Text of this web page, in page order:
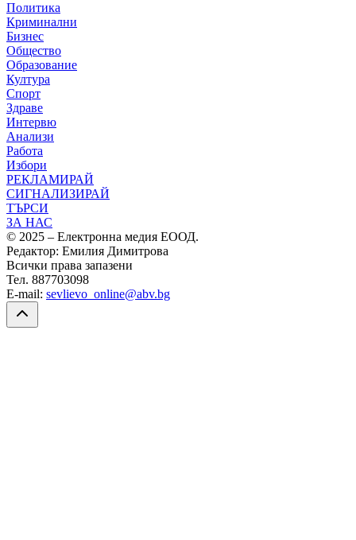
Политика
Криминални
Бизнес
Общество
Образование
Култура
Спорт
Здраве
Интервю
Анализи
Работа
Избори
РЕКЛАМИРАЙ
СИГНАЛИЗИРАЙ
ТЪРСИ
ЗА НАС
© 2025 – Електронна медия ЕООД.
Редактор: Емилия Димитрова
Всички права запазени
Тел. 887703098
E-mail: sevlievo_online@abv.bg